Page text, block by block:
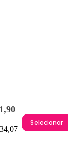
Selecionar